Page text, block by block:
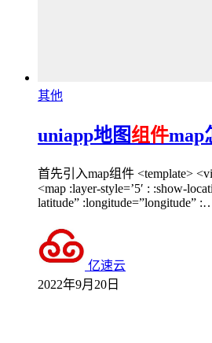
其他
uniapp地图组件map
首先引入map组件 <template>
<map :layer-style=’5′ : :show-
latitude” :longitude=”longitude”
亿速云
2022年9月20日